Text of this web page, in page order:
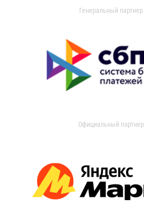
Генеральный партнер
Официальный партнер